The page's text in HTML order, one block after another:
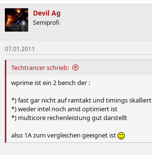
Devil Ag
Semiprofi
07.01.2011
Techtrancer schrieb:
wprime ist ein 2 bench der :
*) fast gar nicht auf ramtakt und timings skalliert
*) weder intel noch amd optimiert ist
*) multicore rechenleistung gut darstellt
also 1A zum vergleichen geeignet ist